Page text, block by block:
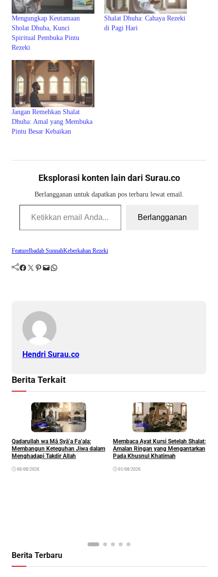
Mengungkap Keutamaan
Sholat Dhuha, Kunci
Spiritual Pembuka Pintu
Rezeki
Shalat Dhuha: Cahaya Rezeki
di Pagi Hari
Jangan Remehkan Shalat
Dhuha: Amal yang Membuka
Pintu Besar Kebaikan
Eksplorasi konten lain dari Surau.co
Berlangganan untuk dapatkan pos terbaru lewat email.
Ketikkan email Anda...
Berlangganan
FeatureIbadah SunnahKeberkahan Rezeki
Facebook Twitter Pinterest Mail WhatsApp
Hendri Surau.co
Berita Terkait
Ibadah
Qadarullah wa Mā Syā’a Fa’ala:
Membangun Keteguhan Jiwa dalam
Menghadapi Takdir Allah
06/08/2026
Ibadah
Membaca Ayat Kursi Setelah Shalat:
Amalan Ringan yang Mengantarkan
Pada Khusnul Khatimah
01/08/2026
Berita Terbaru